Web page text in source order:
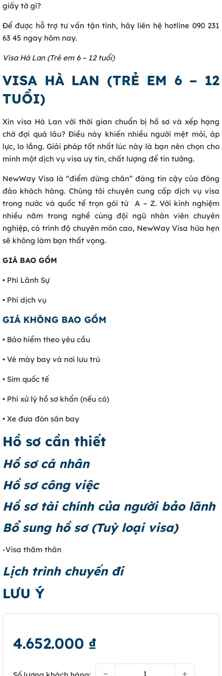
giấy tờ gì?
Để được hỗ trợ tư vấn tận tình, hãy liên hệ hotline 090 231
63 45 ngay hôm nay.
Visa Hà Lan (Trẻ em 6 – 12 tuổi)
VISA HÀ LAN (TRẺ EM 6 – 12
TUỔI)
Xin visa Hà Lan với thời gian chuẩn bị hồ sơ và xếp hạng
chờ đợi quá lâu? Điều này khiến nhiều người mệt mỏi, áp
lực, lo lắng. Giải pháp tốt nhất lúc này là bạn nên chọn cho
mình một dịch vụ visa uy tín, chất lượng để tin tưởng.
NewWay Visa là “điểm dừng chân” đáng tin cậy của đông
đảo khách hàng. Chúng tôi chuyên cung cấp dịch vụ visa
trong nước và quốc tế trọn gói từ A – Z. Với kinh nghiệm
nhiều năm trong nghề cùng đội ngũ nhân viên chuyên
nghiệp, có trình độ chuyên môn cao, NewWay Visa hứa hẹn
sẽ không làm bạn thất vọng.
GIÁ BAO GỒM
• Phí Lãnh Sự
• Phí dịch vụ
GIÁ KHÔNG BAO GỒM
• Bảo hiểm theo yêu cầu
• Vé máy bay và nơi lưu trú
• Sim quốc tế
• Phí xử lý hồ sơ khẩn (nếu có)
• Xe đưa đón sân bay
Hồ sơ cần thiết
Hồ sơ cá nhân
Hồ sơ công việc
Hồ sơ tài chính của người bảo lãnh
Bổ sung hồ sơ (Tuỳ loại visa)
-Visa thăm thân
Lịch trình chuyến đi
LƯU Ý
4.652.000 ₫
Visa Hà Lan (Trẻ em 6 – 12 tuổi)